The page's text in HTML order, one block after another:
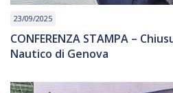
23/09/2025
CONFERENZA STAMPA –
Nautico di Genova